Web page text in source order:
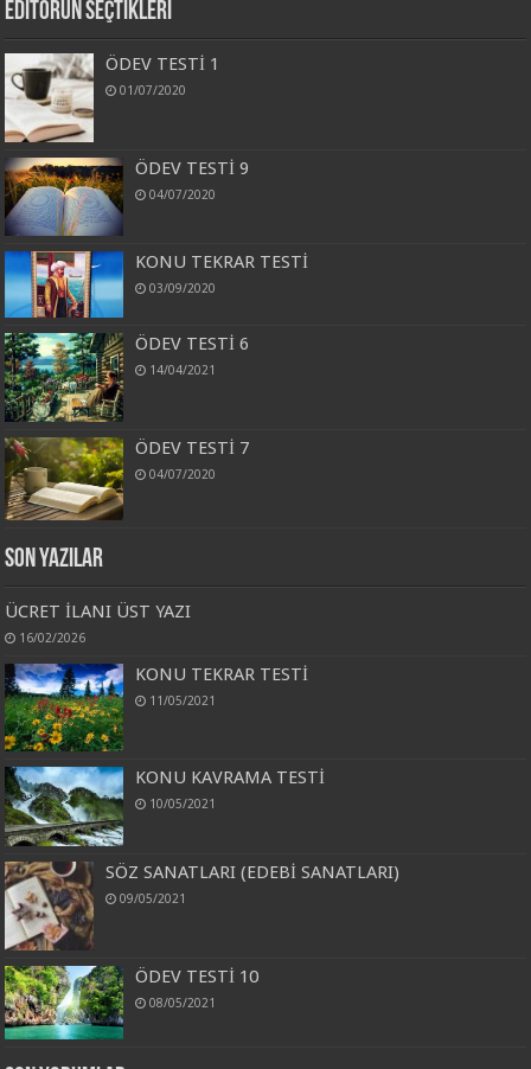
Editörün Seçtikleri
ÖDEV TESTİ 1
01/07/2020
ÖDEV TESTİ 9
04/07/2020
KONU TEKRAR TESTİ
03/09/2020
ÖDEV TESTİ 6
14/04/2021
ÖDEV TESTİ 7
04/07/2020
Son Yazılar
ÜCRET İLANI ÜST YAZI
16/02/2026
KONU TEKRAR TESTİ
11/05/2021
KONU KAVRAMA TESTİ
10/05/2021
SÖZ SANATLARI (EDEBİ SANATLARI)
09/05/2021
ÖDEV TESTİ 10
08/05/2021